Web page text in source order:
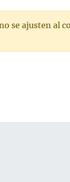
se ajusten al